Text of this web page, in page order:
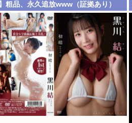
粗品、永久追放www（証拠あり）